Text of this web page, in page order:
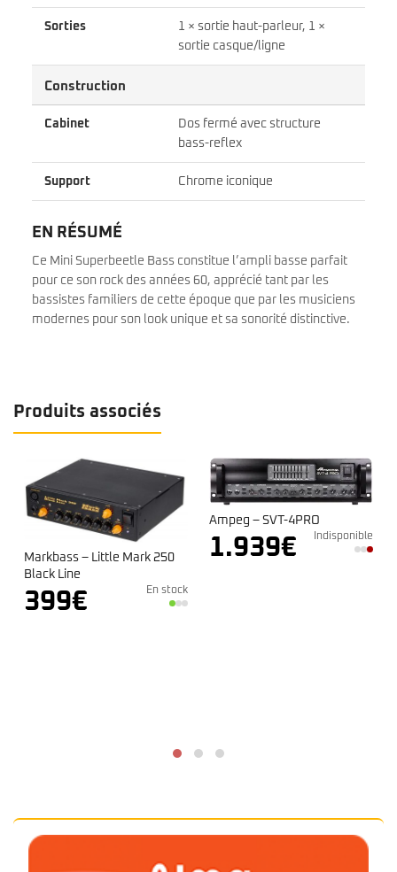
Sorties
1 × sortie haut-parleur, 1 ×
sortie casque/ligne
Construction
Cabinet
Dos fermé avec structure
bass-reflex
Support Chrome iconique
EN RÉSUMÉ
Ce Mini Superbeetle Bass constitue l’ampli basse parfait
pour ce son rock des années 60, apprécié tant par les
bassistes familiers de cette époque que par les musiciens
modernes pour son look unique et sa sonorité distinctive.
Produits associés
Markbass – Little Mark 250
Black Line
399€ En stock
Ampeg – SVT-4PRO
1.939€ Indisponible